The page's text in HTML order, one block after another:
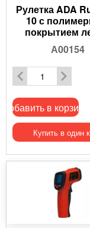
Рулетка ADA
10 с
покрытием
А00154
Добавить в корзину
Купить в один